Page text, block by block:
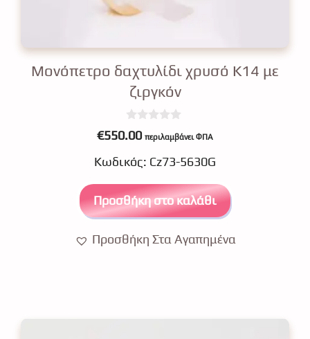
Μονόπετρο δαχτυλίδι χρυσό Κ14 με
ζιργκόν
0
o
t
5
€550.00 περιλαμβάνει ΦΠΑ
Κωδικός: Cz73-5630G
Προσθήκη στο καλάθι
Προσθήκη Στα Αγαπημένα